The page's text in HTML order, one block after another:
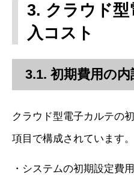
3. クラウド
入コスト
3.1. 初期費用の内
クラウド型電子カルテの
項目で構成されています。
・システムの初期設定費用